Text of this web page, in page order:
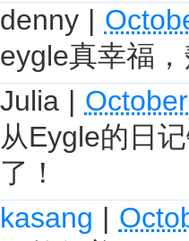
denny |
eygle真幸福
Julia |
从Eygle的日
了！
kasang |